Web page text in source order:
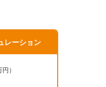
レーション
）